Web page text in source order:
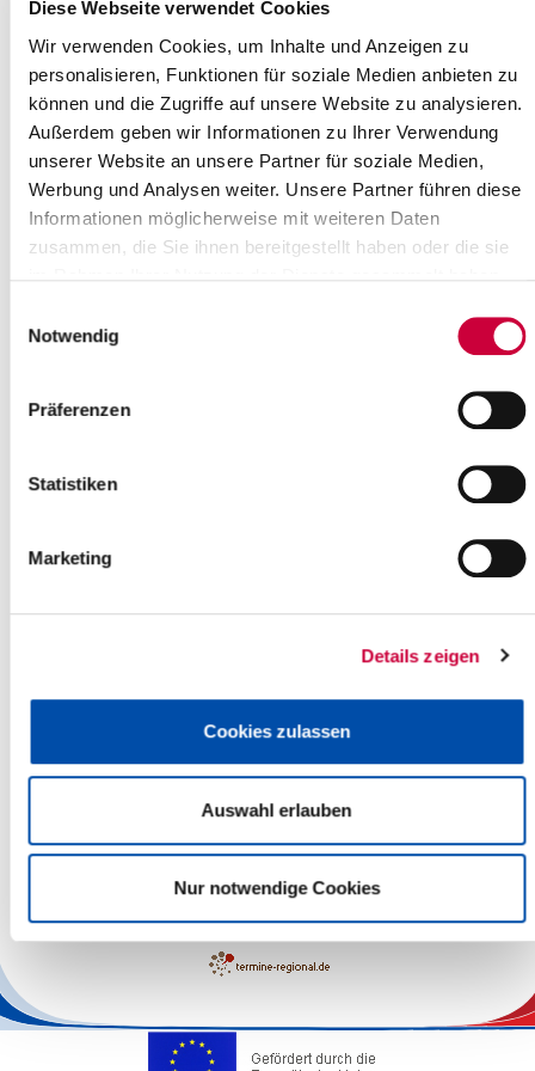
Diese Webseite verwendet Cookies
Wir verwenden Cookies, um Inhalte und Anzeigen zu
personalisieren, Funktionen für soziale Medien anbieten zu
können und die Zugriffe auf unsere Website zu analysieren.
Außerdem geben wir Informationen zu Ihrer Verwendung
unserer Website an unsere Partner für soziale Medien,
Werbung und Analysen weiter. Unsere Partner führen diese
Informationen möglicherweise mit weiteren Daten
zusammen, die Sie ihnen bereitgestellt haben oder die sie
Notwendig
Präferenzen
Statistiken
Marketing
Details zeigen
Cookies zulassen
Auswahl erlauben
Nur notwendige Cookies
Where exactly?
Category:
Gottesdienste
Source
Ev.-Luth. Kirchengemeinde Kellinghusen
Lindenstraße 2
25548 Kellinghusen
Phone:+49 4822 2025
Back to selection
+